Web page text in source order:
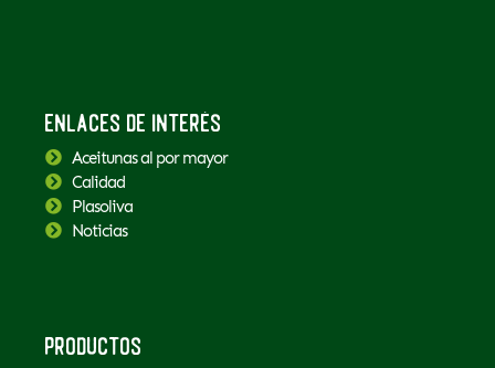
Enlaces de interés
Aceitunas al por mayor
Calidad
Plasoliva
Noticias
Productos